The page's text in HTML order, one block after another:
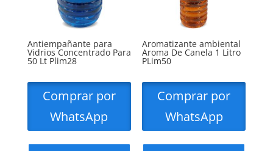
Antiempañante para
Vidrios Concentrado Para
50 Lt Plim28
Comprar por
WhatsApp
Aromatizante ambiental
Aroma De Canela 1 Litro
PLim50
Comprar por
WhatsApp